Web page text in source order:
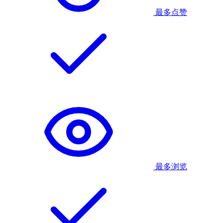
最多点赞
最多浏览